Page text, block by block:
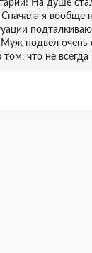
На душе
я вообще
Муж подвел
что не